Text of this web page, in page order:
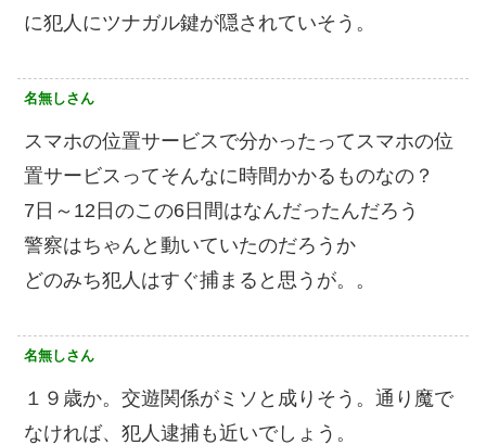
に犯人にツナガル鍵が隠されていそう。
名無しさん
スマホの位置サービスで分かったってスマホの位
置サービスってそんなに時間かかるものなの？
7日～12日のこの6日間はなんだったんだろう
警察はちゃんと動いていたのだろうか
どのみち犯人はすぐ捕まると思うが。。
名無しさん
１９歳か。交遊関係がミソと成りそう。通り魔で
なければ、犯人逮捕も近いでしょう。